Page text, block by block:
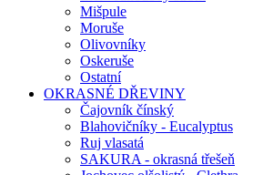
Mišpule
Moruše
Olivovníky
Oskeruše
Ostatní
OKRASNÉ DŘEVINY
Čajovník čínský
Blahovičníky - Eucalyptus
Ruj vlasatá
SAKURA - okrasná třešeň